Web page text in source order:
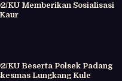
KU Memberikan Sosialisasi
KU Beserta Polsek Padang
Lungkang Kule